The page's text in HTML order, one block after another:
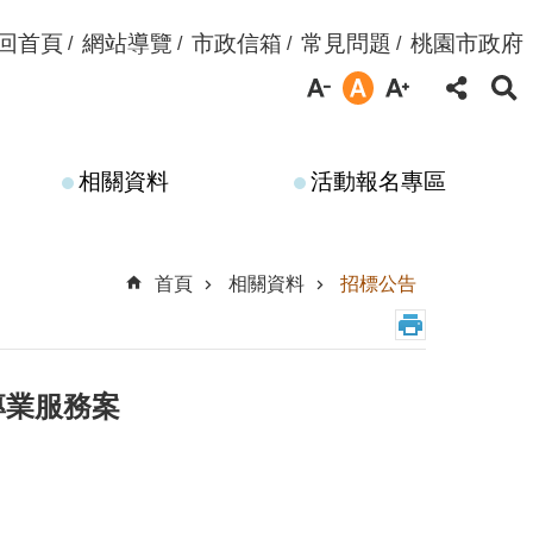
首頁 網站導覽 市政信箱 常見問題 桃園市政府
相關資料 活動報名專區
首頁 相關資料 招標公告
服務案